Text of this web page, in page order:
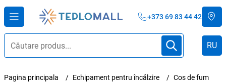
+373 69 83 44 42
RU
Pagina principala Echipament pentru încălzire Cos de fum